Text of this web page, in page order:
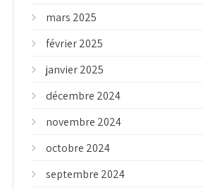
mars 2025
février 2025
janvier 2025
décembre 2024
novembre 2024
octobre 2024
septembre 2024